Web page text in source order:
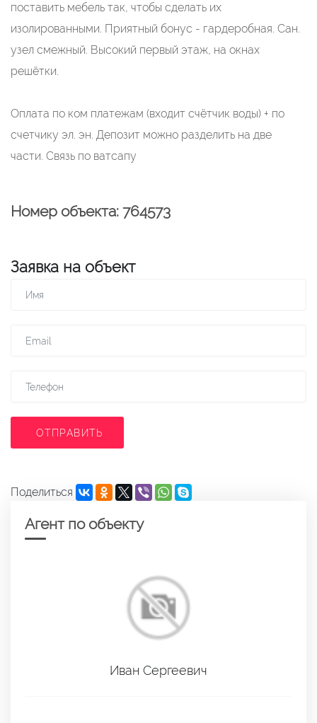
поставить мебель так, чтобы сделать их
изолированными. Приятный бонус - гардеробная. Сан.
узел смежный. Высокий первый этаж, на окнах
решётки.
Оплата по ком платежам (входит счётчик воды) + по
счетчику эл. эн. Депозит можно разделить на две
части. Связь по ватсапу
Номер объекта: 764573
Заявка на объект
ОТПРАВИТЬ
Поделиться
Агент по объекту
Иван Сергеевич